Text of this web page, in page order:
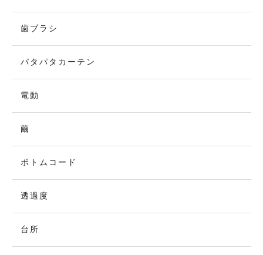
歯ブラシ
パタパタカーテン
電動
繭
ボトムコード
透過度
台所